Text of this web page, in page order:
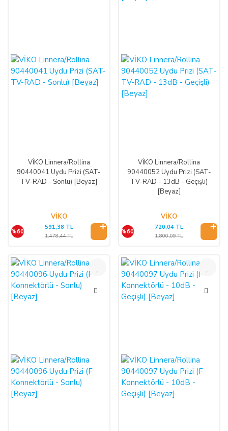
VİKO Linnera/Rollina
90440041 Uydu Prizi (SAT-
TV-RAD - Sonlu) [Beyaz]
VİKO
%60
591,38 TL
1.478,44 TL
VİKO Linnera/Rollina
90440052 Uydu Prizi (SAT-
TV-RAD - 13dB - Geçişli)
[Beyaz]
VİKO
%60
720,04 TL
1.800,09 TL
%60 %60